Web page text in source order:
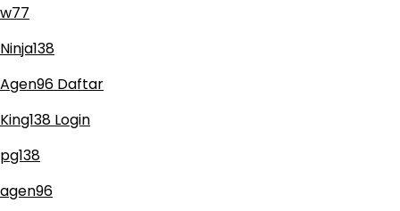
w77
Ninja138
Agen96 Daftar
King138 Login
pg138
agen96